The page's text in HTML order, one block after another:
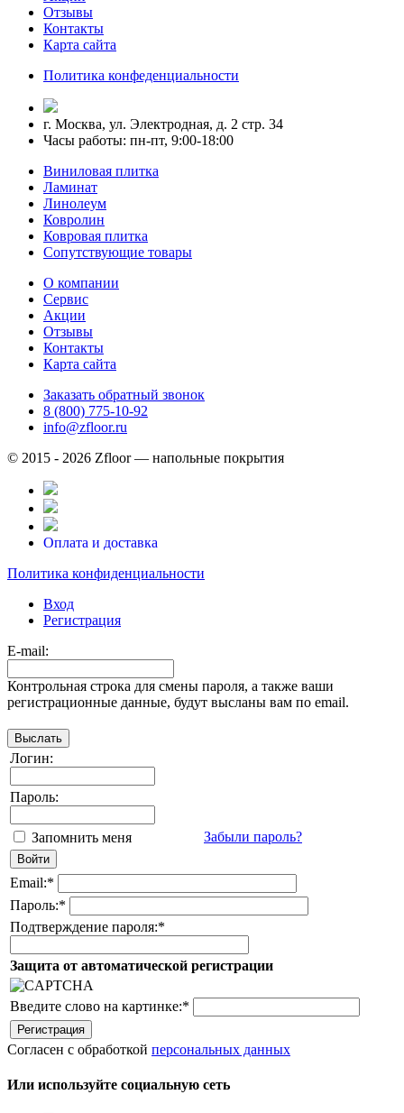
Отзывы
Контакты
Карта сайта
Политика конфеденциальности
г. Москва, ул. Электродная, д. 2 стр. 34
Часы работы: пн-пт, 9:00-18:00
Виниловая плитка
Ламинат
Линолеум
Ковролин
Ковровая плитка
Сопутствующие товары
О компании
Сервис
Акции
Отзывы
Контакты
Карта сайта
Заказать обратный звонок
8 (800) 775-10-92
info@zfloor.ru
© 2015 - 2026 Zfloor — напольные покрытия
Оплата и доставка
Политика конфиденциальности
Вход
Регистрация
E-mail:
Контрольная строка для смены пароля, а также ваши
регистрационные данные, будут высланы вам по email.
Логин:
Пароль:
Запомнить меня Забыли пароль?
Email:*
Пароль:*
Подтверждение пароля:*
Защита от автоматической регистрации
Введите слово на картинке:*
Согласен с обработкой персональных данных
Или используйте социальную сеть